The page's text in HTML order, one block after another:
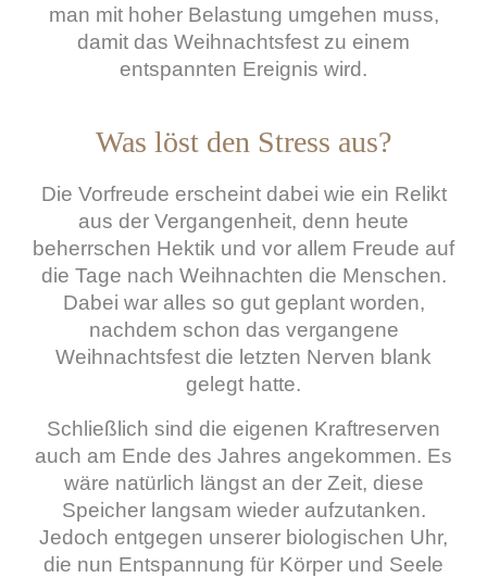
man mit hoher Belastung umgehen muss,
damit das Weihnachtsfest zu einem
entspannten Ereignis wird.
Was löst den Stress aus?
Die Vorfreude erscheint dabei wie ein Relikt
aus der Vergangenheit, denn heute
beherrschen Hektik und vor allem Freude auf
die Tage nach Weihnachten die Menschen.
Dabei war alles so gut geplant worden,
nachdem schon das vergangene
Weihnachtsfest die letzten Nerven blank
gelegt hatte.
Schließlich sind die eigenen Kraftreserven
auch am Ende des Jahres angekommen. Es
wäre natürlich längst an der Zeit, diese
Speicher langsam wieder aufzutanken.
Jedoch entgegen unserer biologischen Uhr,
die nun Entspannung für Körper und Seele